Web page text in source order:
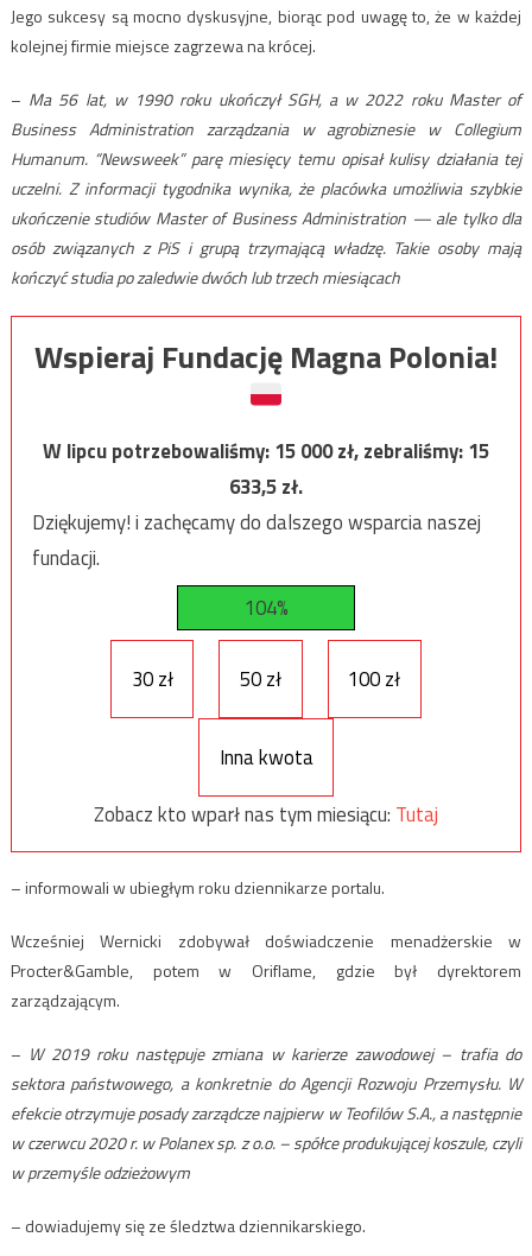
Jego sukcesy są mocno dyskusyjne, biorąc pod uwagę to, że w każdej
kolejnej firmie miejsce zagrzewa na krócej.
– Ma 56 lat, w 1990 roku ukończył SGH, a w 2022 roku Master of
Business Administration zarządzania w agrobiznesie w Collegium
Humanum. “Newsweek” parę miesięcy temu opisał kulisy działania tej
uczelni. Z informacji tygodnika wynika, że placówka umożliwia szybkie
ukończenie studiów Master of Business Administration — ale tylko dla
osób związanych z PiS i grupą trzymającą władzę. Takie osoby mają
kończyć studia po zaledwie dwóch lub trzech miesiącach
Wspieraj Fundację Magna Polonia!
W lipcu potrzebowaliśmy:15 000zł, zebraliśmy:15
633,5zł.
Dziękujemy! i zachęcamy do dalszego wsparcia naszej
fundacji.
104%
30 zł 50 zł 100 zł
Inna kwota
Zobacz kto wparł nas tym miesiącu: Tutaj
– informowali w ubiegłym roku dziennikarze portalu.
Wcześniej Wernicki zdobywał doświadczenie menadżerskie w
Procter&Gamble, potem w Oriflame, gdzie był dyrektorem
zarządzającym.
– W 2019 roku następuje zmiana w karierze zawodowej – trafia do
sektora państwowego, a konkretnie do Agencji Rozwoju Przemysłu. W
efekcie otrzymuje posady zarządcze najpierw w Teofilów S.A., a następnie
w czerwcu 2020 r. w Polanex sp. z o.o. – spółce produkującej koszule, czyli
w przemyśle odzieżowym
– dowiadujemy się ze śledztwa dziennikarskiego.